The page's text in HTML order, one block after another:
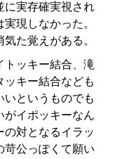
に実存確実視され
現しなかった。
た覚えがある。
ッキー結合、滝
キー結合なども
いというものでも
がイポッキーなん
の対となるイラッ
苛公っぽくて願い